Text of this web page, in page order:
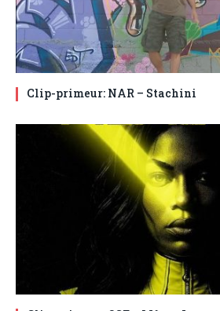
Clip-primeur: NAR – Stachini